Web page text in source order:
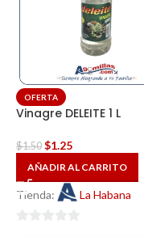
OFERTA
Vinagre DELEITE 1 L
$1.50 $1.25
AÑADIR AL CARRITO
Tienda: La Habana